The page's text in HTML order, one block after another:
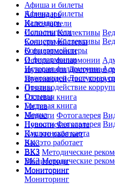
Афиша и билеты
Календарь
Исполнители
Солисты Коллективы
Концертмейстеры
О филармонии
История филармонии
звукозаписи Доступная
Противодействие
Отзывы
Гостевая книга
Медиа
Новости Фотогалерея
Пушкинская карта
Как это работает
ВКЗ
ВКЗ Методические
Мониторинг
Мониторинг
Афиша и билеты
Календарь
Исполнители
Солисты Коллективы
Концертмейстеры
О филармонии
История филармонии
звукозаписи Доступная
Противодействие
Отзывы
Гостевая книга
Медиа
Новости Фотогалерея
Пушкинская карта
Как это работает
ВКЗ
ВКЗ Методические
Мониторинг
Мониторинг